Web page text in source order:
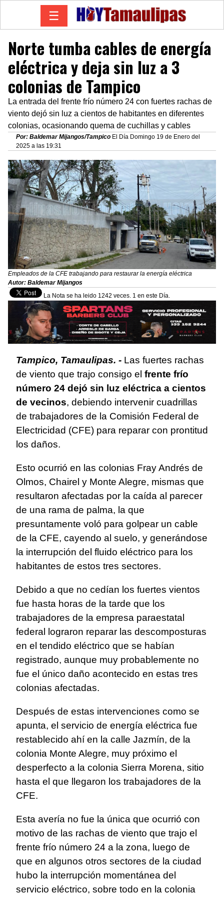
☰
Norte tumba cables de energía
eléctrica y deja sin luz a 3
colonias de Tampico
La entrada del frente frío número 24 con fuertes rachas de
viento dejó sin luz a cientos de habitantes en diferentes
colonias, ocasionando quema de cuchillas y cables
Por: Baldemar Mijangos/Tampico El Día Domingo 19 de Enero del
2025 a las 19:31
Empleados de la CFE trabajando para restaurar la energía eléctrica
Autor: Baldemar Mijangos
La Nota se ha leido 1242 veces. 1 en este Día.
Tampico, Tamaulipas. - Las fuertes rachas
de viento que trajo consigo el frente frío
número 24 dejó sin luz eléctrica a cientos
de vecinos, debiendo intervenir cuadrillas
de trabajadores de la Comisión Federal de
Electricidad (CFE) para reparar con prontitud
los daños.
Esto ocurrió en las colonias Fray Andrés de
Olmos, Chairel y Monte Alegre, mismas que
resultaron afectadas por la caída al parecer
de una rama de palma, la que
presuntamente voló para golpear un cable
de la CFE, cayendo al suelo, y generándose
la interrupción del fluido eléctrico para los
habitantes de estos tres sectores.
Debido a que no cedían los fuertes vientos
fue hasta horas de la tarde que los
trabajadores de la empresa paraestatal
federal lograron reparar las descomposturas
en el tendido eléctrico que se habían
registrado, aunque muy probablemente no
fue el único daño acontecido en estas tres
colonias afectadas.
Después de estas intervenciones como se
apunta, el servicio de energía eléctrica fue
restablecido ahí en la calle Jazmín, de la
colonia Monte Alegre, muy próximo el
desperfecto a la colonia Sierra Morena, sitio
hasta el que llegaron los trabajadores de la
CFE.
Esta avería no fue la única que ocurrió con
motivo de las rachas de viento que trajo el
frente frío número 24 a la zona, luego de
que en algunos otros sectores de la ciudad
hubo la interrupción momentánea del
servicio eléctrico, sobre todo en la colonia